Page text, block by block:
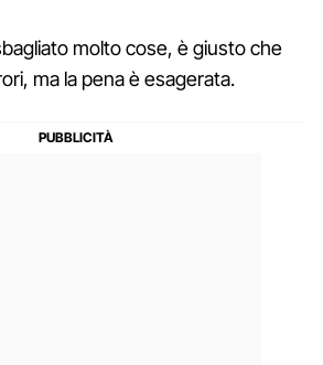
molto cose, è giusto che
ma la pena è esagerata.